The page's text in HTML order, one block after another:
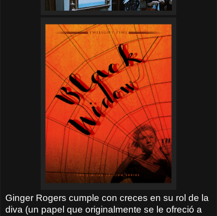
Ginger Rogers cumple con creces en su rol de la
diva (un papel que originalmente se le ofreció a